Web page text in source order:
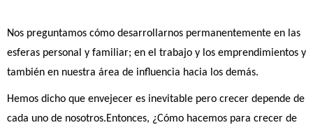
Nos preguntamos cómo desarrollarnos permanentemente en las
esferas personal y familiar; en el trabajo y los emprendimientos y
también en nuestra área de influencia hacia los demás.
Hemos dicho que envejecer es inevitable pero crecer depende de
cada uno de nosotros.Entonces, ¿Cómo hacemos para crecer de